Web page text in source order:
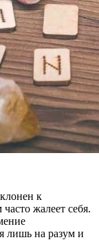
к
жалеет себя.
лишь на разум и